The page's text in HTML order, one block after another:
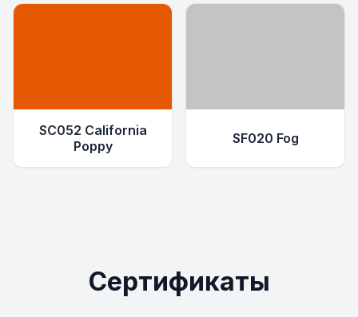
SC052 California
Poppy
SF020 Fog
Сертификаты